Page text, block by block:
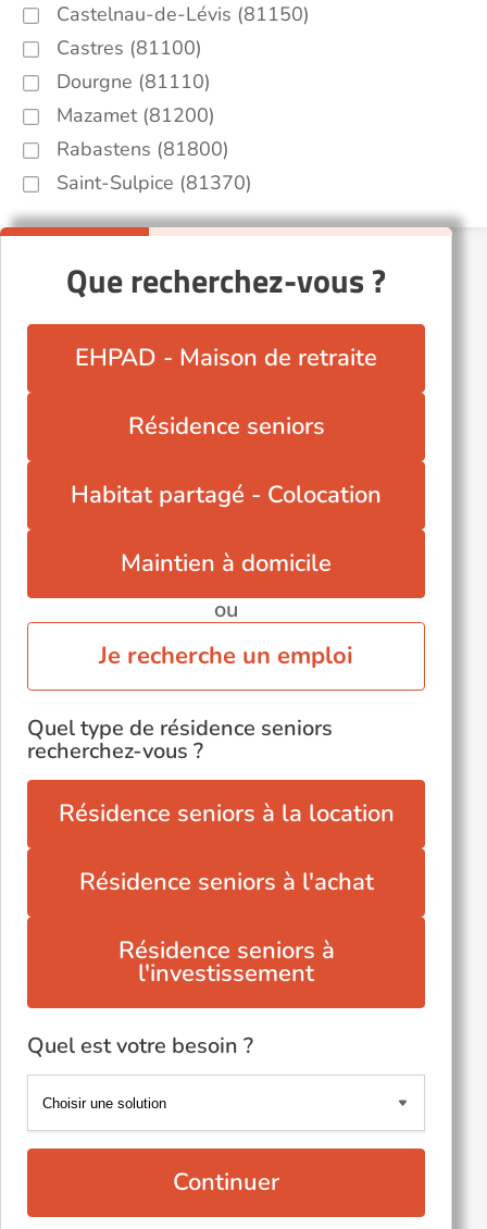
Castelnau-de-Lévis (81150)
Castres (81100)
Dourgne (81110)
Mazamet (81200)
Rabastens (81800)
Saint-Sulpice (81370)
Que recherchez-vous ?
EHPAD - Maison de retraite
Résidence seniors
Habitat partagé - Colocation
Maintien à domicile
ou
Je recherche un emploi
Quel type de résidence seniors
recherchez-vous ?
Résidence seniors à la location
Résidence seniors à l'achat
Résidence seniors à
l'investissement
Quel est votre besoin ?
Continuer